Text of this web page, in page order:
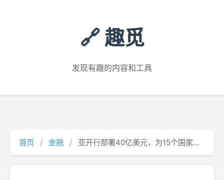
🔗 趣觅
发现有趣的内容和工具
首页 / 金融 / 亚开行部署40亿美元，为15个国家抵御中东局势冲击